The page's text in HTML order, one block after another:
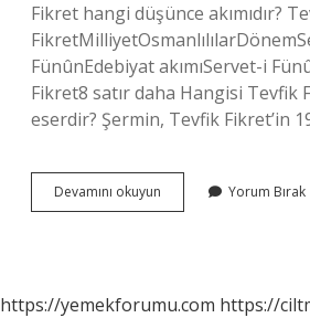
Fikret hangi düşünce akımıdır?
FünûnEdebiyat akımıServet-i
Fikret8 satır daha Hangisi Tevfik
eserdir? Şermin, Tevfik Fikret’in
Devamını okuyun
Fikret
Yorum Bırak
https://yemekforumu.com https://